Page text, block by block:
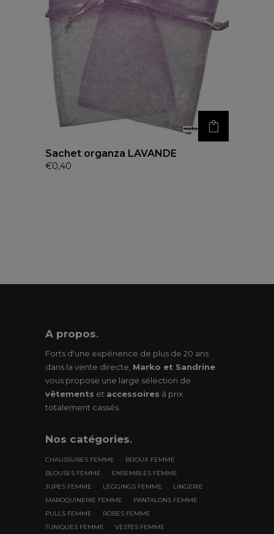
Sachet organza LAVANDE
€0,40
A propos.
Forts d'une expérience de plus de 20 ans
dans la vente directe, Marko et Sandrine
vous propose une large sélection de
vêtements et accessoires à prix
totalement cassés.
Nos catégories.
CHAUSSURES FEMME
BIJOUX FEMME
BLOUSES FEMME
ENSEMBLES FEMME
JUPES FEMME
LEGGINGS FEMME
LINGERIE
MAROQUINERIE FEMME
PANTALONS FEMME
PULLS FEMME
ROBES FEMME
TUNIQUES FEMME
VESTES FEMME